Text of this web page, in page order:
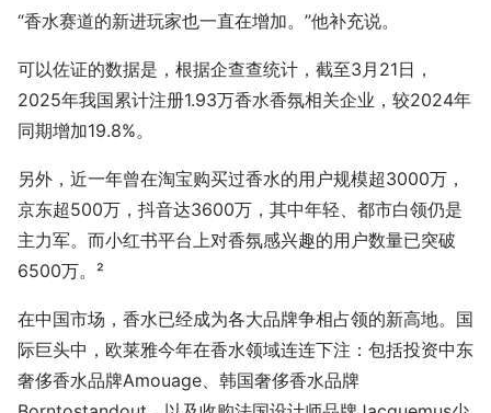
“香水赛道的新进玩家也一直在增加。”他补充说。
可以佐证的数据是，根据企查查统计，截至3月21日，
2025年我国累计注册1.93万香水香氛相关企业，较2024年
同期增加19.8%。
另外，近一年曾在淘宝购买过香水的用户规模超3000万，
京东超500万，抖音达3600万，其中年轻、都市白领仍是
主力军。而小红书平台上对香氛感兴趣的用户数量已突破
6500万。²
在中国市场，香水已经成为各大品牌争相占领的新高地。国
际巨头中，欧莱雅今年在香水领域连连下注：包括投资中东
奢侈香水品牌Amouage、韩国奢侈香水品牌